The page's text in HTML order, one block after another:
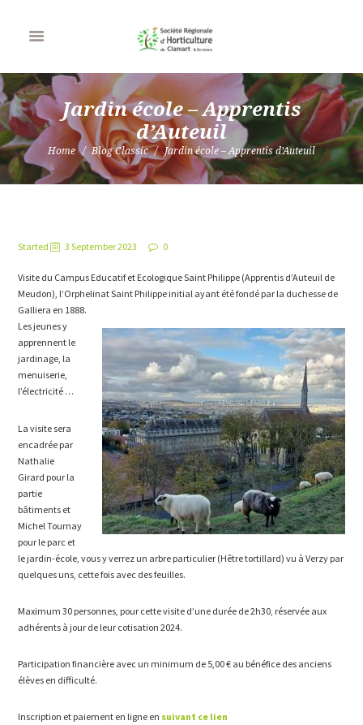
Jardin école – Apprentis
d’Auteuil
Home Blog Classic Jardin école – Apprentis d’Auteuil
Started 3 September 2023 0
Visite du Campus Educatif et Ecologique Saint Philippe (Apprentis d’Auteuil de
Meudon), l’Orphelinat Saint Philippe initial ayant été fondé par la duchesse de
Galliera en 1888.
Les jeunes y
apprennent le
jardinage, la
menuiserie,
l’électricité …
La visite sera
encadrée par
Nathalie
Girard pour la
partie
bâtiments et
Michel Tournay
pour le parc et
le jardin-école, vous y verrez un arbre particulier (Hêtre tortillard) vu à Verzy par
quelques uns, cette fois avec des feuilles.
Maximum 30 personnes, pour cette visite d’une durée de 2h30, réservée aux
adhérents à jour de leur cotisation 2024.
Participation financière avec un minimum de 5,00 € au bénéfice des anciens
élèves en difficulté.
Inscription et paiement en ligne en suivant ce lien